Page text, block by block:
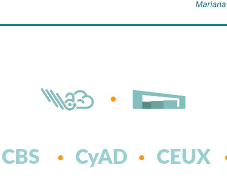
Mariana
CBS CyAD CEUX